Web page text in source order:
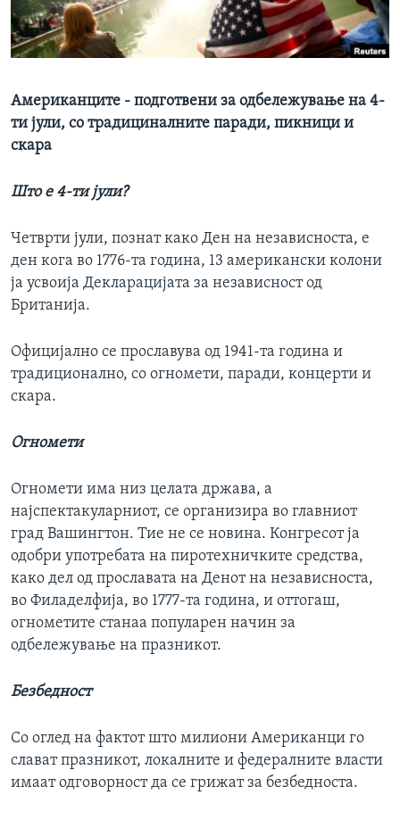
ИНТЕРВЈУА
Јазици
Американците - подготвени за одбележување на 4-
ти јули, со традициналните паради, пикници и
скара
Што е 4-ти јули?
Четврти јули, познат како Ден на независноста, е
ден кога во 1776-та година, 13 американски колони
ја усвоија Декларацијата за независност од
Британија.
Официјално се прославува од 1941-та година и
традиционално, со огномети, паради, концерти и
скара.
Огномети
Огномети има низ целата држава, а
најспектакуларниот, се организира во главниот
град Вашингтон. Тие не се новина. Конгресот ја
одобри употребата на пиротехничките средства,
како дел од прославата на Денот на независноста,
во Филаделфија, во 1777-та година, и оттогаш,
огнометите станаа популарен начин за
одбележување на празникот.
Безбедност
Со оглед на фактот што милиони Американци го
слават празникот, локалните и федералните власти
имаат одговорност да се грижат за безбедноста.